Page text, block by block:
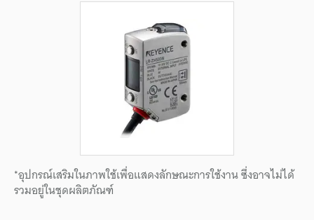
*อุปกรณ์เสริมในภาพใช้เพื่อแสดงลักษณะการใช้งาน ซึ่งอาจไม่ได้
รวมอยู่ในชุดผลิตภัณฑ์